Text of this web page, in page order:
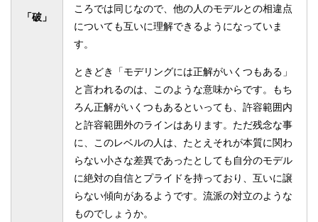
「破」
ころでは同じなので、他の人のモデルとの相違点
についても互いに理解できるようになっていま
す。
ときどき「モデリングには正解がいくつもある」
と言われるのは、このような意味からです。もち
ろん正解がいくつもあるといっても、許容範囲内
と許容範囲外のラインはあります。ただ残念な事
に、このレベルの人は、たとえそれが本質に関わ
らない小さな差異であったとしても自分のモデル
に絶対の自信とプライドを持っており、互いに譲
らない傾向があるようです。流派の対立のような
ものでしょうか。